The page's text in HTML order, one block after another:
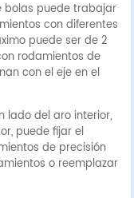
bolas puede trabajar
con diferentes
puede ser de 2
rodamientos de
con el eje en el
lado del aro interior,
puede fijar el
de precisión
o reemplazar